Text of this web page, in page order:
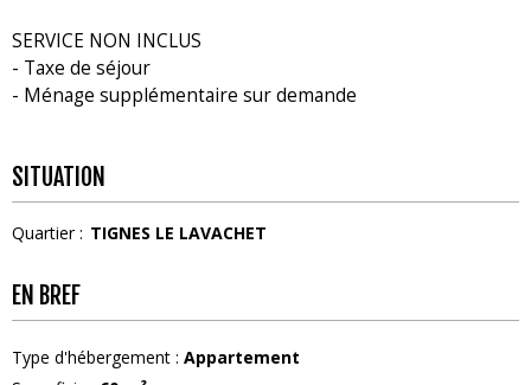
SERVICE NON INCLUS
- Taxe de séjour
- Ménage supplémentaire sur demande
SITUATION
Quartier : TIGNES LE LAVACHET
EN BREF
Type d'hébergement : Appartement